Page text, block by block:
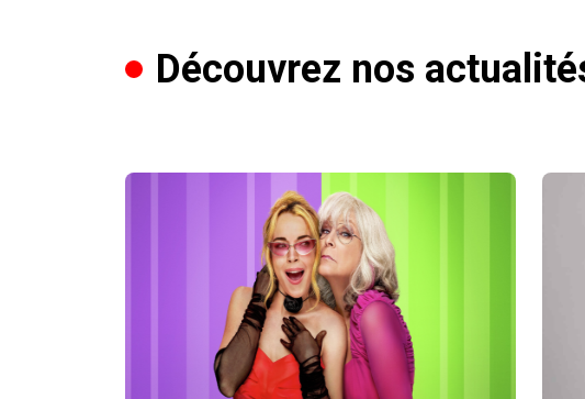
Découvrez nos